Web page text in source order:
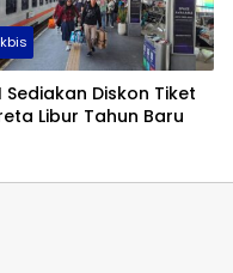
Sediakan Diskon Tiket
Libur Tahun Baru